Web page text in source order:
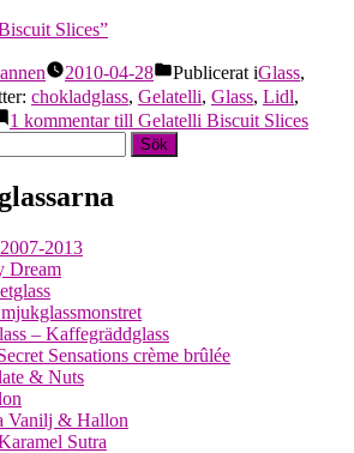
Slices”
2010-04-28 Publicerat iGlass,
chokladglass, Gelatelli, Glass, Lidl,
1 kommentartill Gelatelli Biscuit Slices
2013
Dream
– Kaffegräddglass
Sensations crème brûlée
& Nuts
Vanilj & Hallon
Sutra